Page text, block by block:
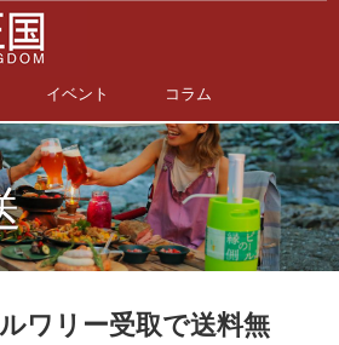
イベント コラム
ワリー受取で送料無